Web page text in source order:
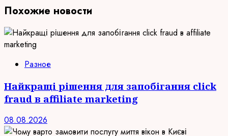
Похожие новости
Разное
Найкращі рішення для запобігання click
fraud в affiliate marketing
08.08.2026